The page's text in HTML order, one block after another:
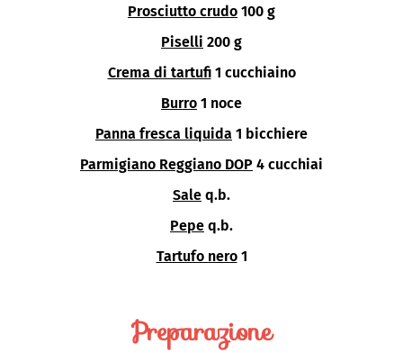
Prosciutto crudo 100 g
Piselli 200 g
Crema di tartufi 1 cucchiaino
Burro 1 noce
Panna fresca liquida 1 bicchiere
Parmigiano Reggiano DOP 4 cucchiai
Sale q.b.
Pepe q.b.
Tartufo nero 1
Preparazione